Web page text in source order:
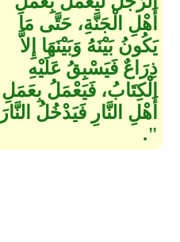
أَهْلِ الْجَنَّةِ، حَتَّى مَا
يَكُونُ بَيْنَهُ وَبَيْنَهَا إِلاَّ
ذِرَاعٌ فَيَسْبِقُ عَلَيْهِ
الْكِتَابُ، فَيَعْمَلُ بِعَمَلِ
أَهْلِ النَّارِ فَيَدْخُلُ النَّارَ
‏"‏‏.‏